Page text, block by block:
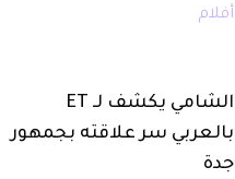
أفلام
الشامي يكشف لـ ET
بالعربي سر علاقته بجمهور
جدة